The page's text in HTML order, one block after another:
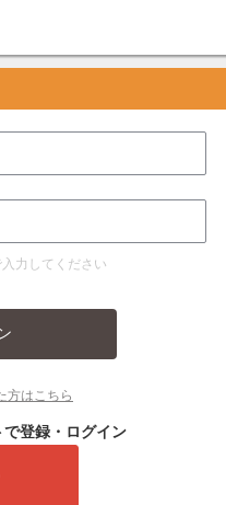
力してください
方はこちら
登録・ログイン